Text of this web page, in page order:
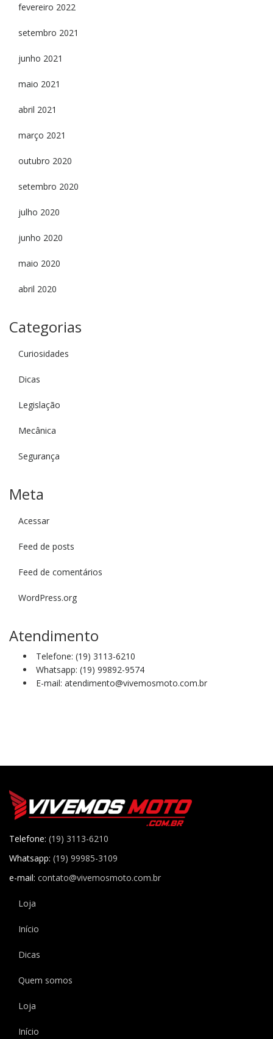
fevereiro 2022
setembro 2021
junho 2021
maio 2021
abril 2021
março 2021
outubro 2020
setembro 2020
julho 2020
junho 2020
maio 2020
abril 2020
Categorias
Curiosidades
Dicas
Legislação
Mecânica
Segurança
Meta
Acessar
Feed de posts
Feed de comentários
WordPress.org
Atendimento
Telefone: (19) 3113-6210
Whatsapp: (19) 99892-9574
E-mail: atendimento@vivemosmoto.com.br
Telefone: (19) 3113-6210
Whatsapp: (19) 99985-3109
e-mail: contato@vivemosmoto.com.br
Loja
Início
Dicas
Quem somos
Loja
Início